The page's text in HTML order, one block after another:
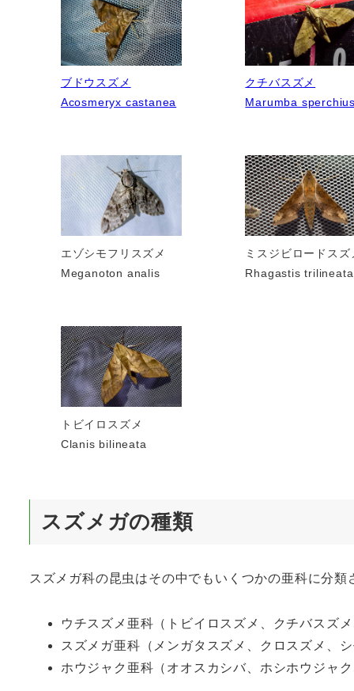
ブドウスズメ
Acosmeryx castanea
クチバスズメ
Marumba
エゾシモフリスズメ
Meganoton analis
ミスジビロードスズ
Rhagastis trilineata
トビイロスズメ
Clanis bilineata
スズメガの種類
スズメガ科の昆虫はその中でもいくつかの亜科に分類
ウチスズメ亜科（トビイロスズメ、クチバスズ
スズメガ亜科（メンガタスズメ、クロスズメ、
ホウジャク亜科（オオスカシバ、ホシホウジャ